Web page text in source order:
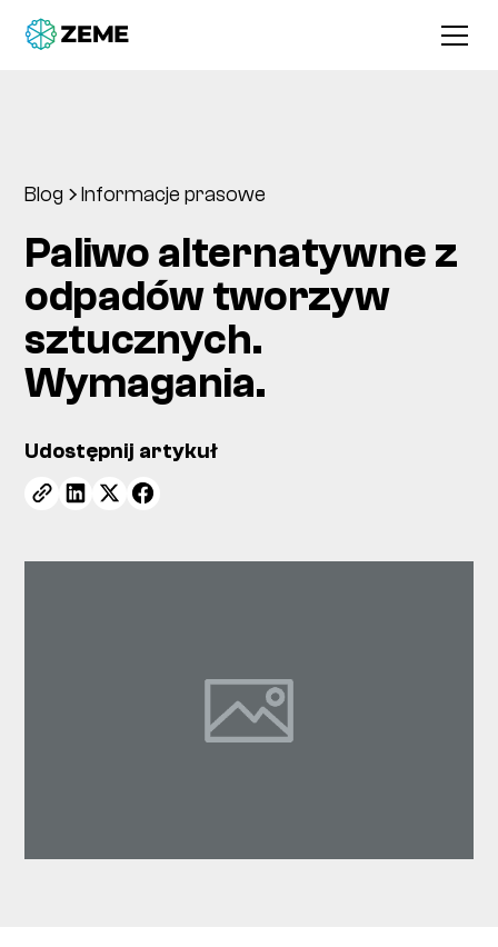
Blog Informacje prasowe
Paliwo alternatywne z
odpadów tworzyw
sztucznych.
Wymagania.
Udostępnij artykuł